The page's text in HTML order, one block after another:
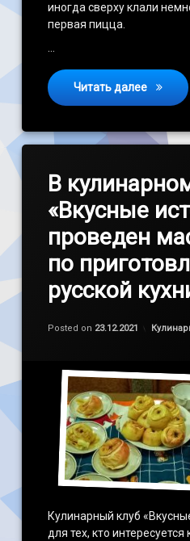
иногда сверху клали
первая пицца.
…
Читать далее ПИЦЦА
В
«Вкусные
проведен
по
русской
Posted on 23.12.2021
by
Кулинарный клуб
для тех, кто интересуется